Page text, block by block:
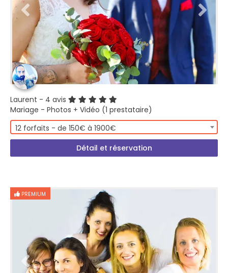
Laurent - 4 avis
Mariage - Photos + Vidéo (1 prestataire)
12 forfaits - de 150€ à 1900€
Détail et réservation
PREMIUM